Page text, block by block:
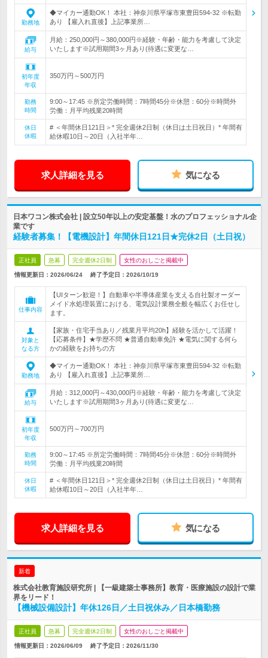
勤務地
◆マイカー通勤OK！ 本社：神奈川県平塚市東豊田594-32 ※転勤
あり 【雇入れ直後】上記事業所…
給与
月給：250,000円～380,000円※経験・年齢・能力を考慮して決定
いたします※試用期間3ヶ月あり(待遇に変更な…
初年度
年収
350万円～500万円
勤務
時間
9:00～17:45 ※所定労働時間：7時間45分※休憩：60分※時間外
労働：月平均残業20時間
休日
休暇
# ＜年間休日121日＞* 完全週休2日制（休日は土日祝日）* 年間有
給休暇10日～20日（入社半年…
求人詳細を見る 気になる
日本ワコン株式会社 | 設立50年以上の安定基盤！水のプロフェッショナル企
業です
経験者募集！【電機設計】年間休日121日★完休2日（土日祝）
正社員 急募 完全週休2日制 女性のおしごと掲載中
情報更新日：2026/06/24 終了予定日： 2026/10/19
仕事内容
【UIターン歓迎！】自動車や半導体産業を支える自社製オーダー
メイド水処理装置における、電気設計業務全般を幅広くお任せし
ます。
対象と
なる方
【家族・住宅手当あり／残業月平均20h】経験を活かして活躍！
【応募条件】★学歴不問 ★普通自動車免許 ★電気に関する何ら
かの経験をお持ちの方
勤務地
◆マイカー通勤OK！ 本社：神奈川県平塚市東豊田594-32 ※転勤
あり 【雇入れ直後】上記事業所…
給与
月給：312,000円～430,000円※経験・年齢・能力を考慮して決定
いたします※試用期間3ヶ月あり(待遇に変更な…
初年度
年収
500万円～700万円
勤務
時間
9:00～17:45 ※所定労働時間：7時間45分※休憩：60分※時間外
労働：月平均残業20時間
休日
休暇
# ＜年間休日121日＞* 完全週休2日制（休日は土日祝日）* 年間有
給休暇10日～20日（入社半年…
求人詳細を見る 気になる
新着
株式会社教育施設研究所 | 【一級建築士事務所】教育・医療施設の設計で業
界をリード！
【機械設備設計】年休126日／土日祝休み／日本橋勤務
正社員 急募 完全週休2日制 女性のおしごと掲載中
情報更新日：2026/06/09 終了予定日： 2026/11/30